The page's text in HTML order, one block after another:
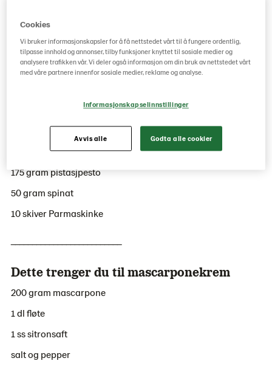
5 porsjoner
Dette trenger du
1 stk focaccia med cherrytomat
300 gram mascarponekrem
175 gram pistasjpesto
50 gram spinat
10 skiver Parmaskinke
Dette trenger du til mascarponekrem
200 gram mascarpone
1 dl fløte
1 ss sitronsaft
salt og pepper
Cookies
Vi bruker informasjonskapsler for å få nettstedet vårt til å fungere ordentlig,
tilpasse innhold og annonser, tilby funksjoner knyttet til sosiale medier og
analysere trafikken vår. Vi deler også informasjon om din bruk av nettstedet vårt
med våre partnere innenfor sosiale medier, reklame og analyse.
Informasjonskapselinnstillinger
Avvis alle Godta alle cookier